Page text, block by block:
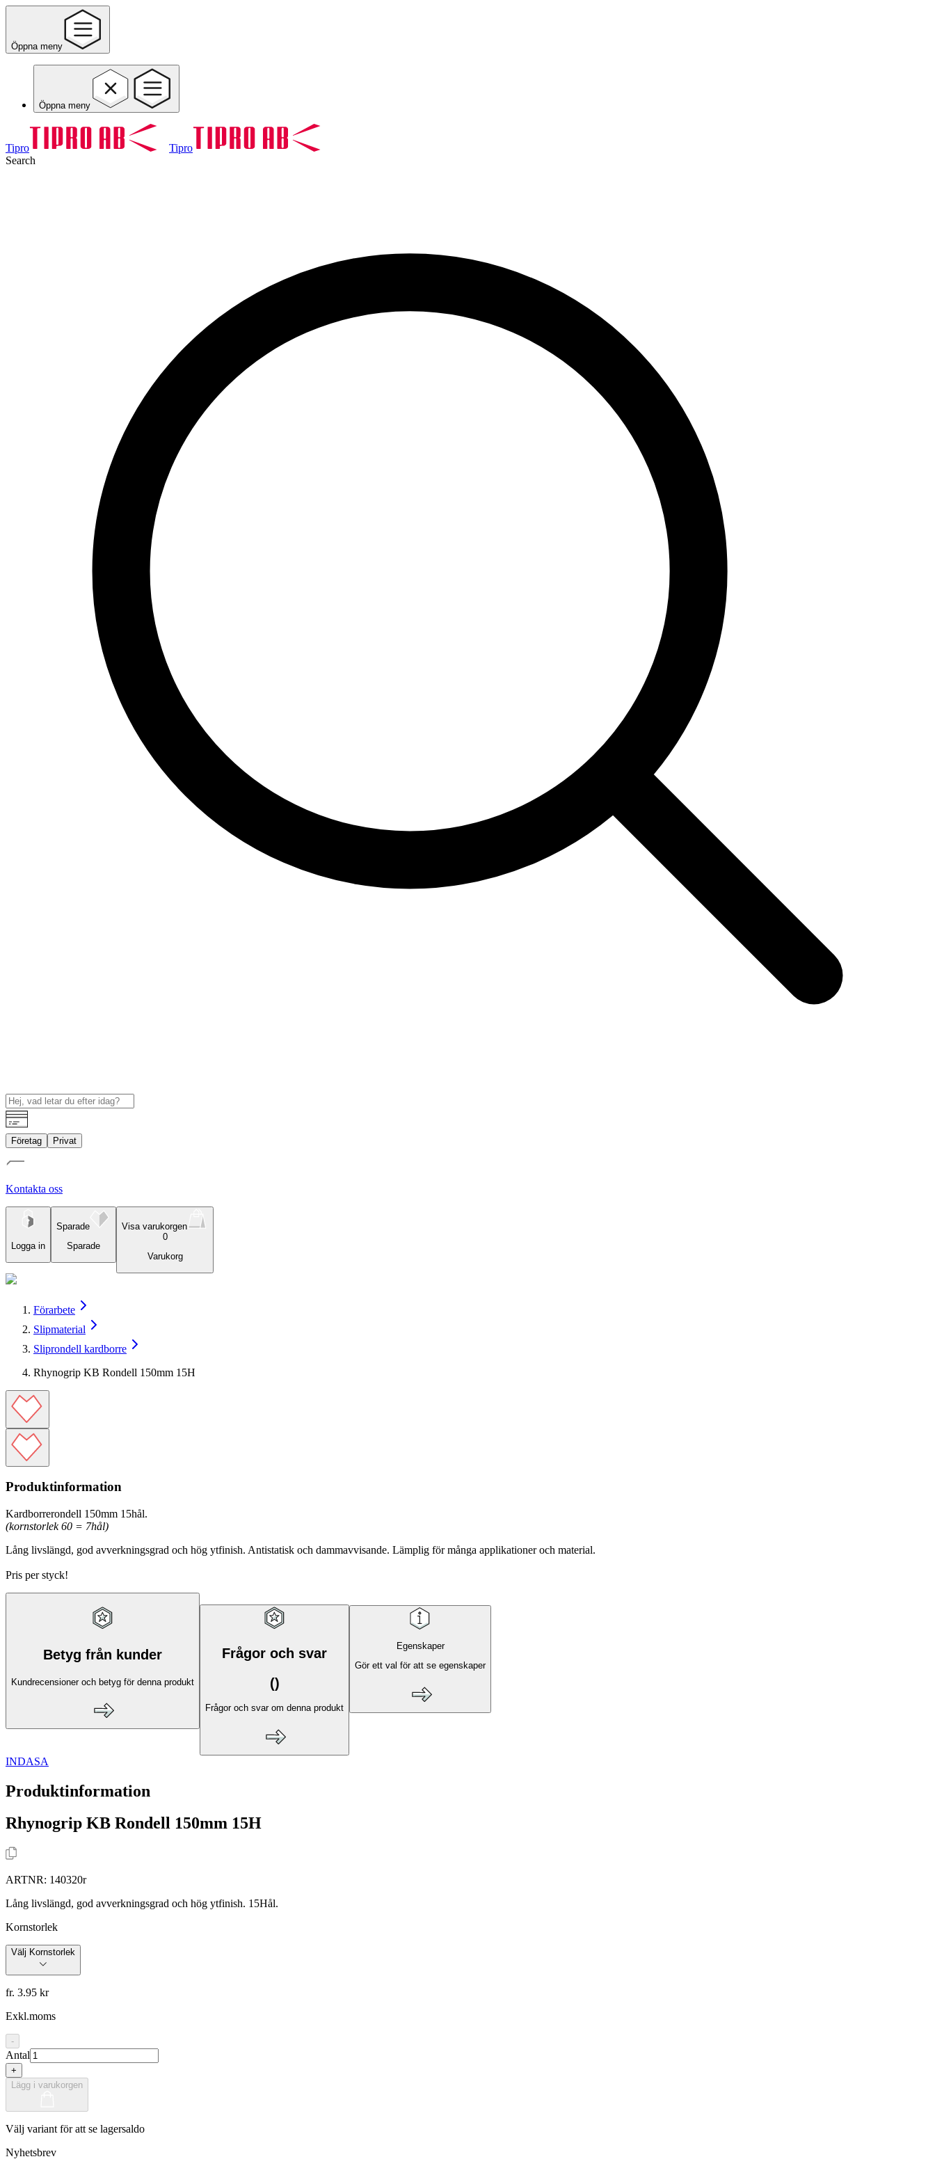
Öppna meny
Öppna meny
Tipro
Tipro
Search
Företag Privat
Kontakta oss
Logga in
Sparade
Sparade
Visa varukorgen
0
Varukorg
Förarbete
Slipmaterial
Sliprondell kardborre
Rhynogrip KB Rondell 150mm 15H
Produktinformation
Kardborrerondell 150mm 15hål.
(kornstorlek 60 = 7hål)
Lång livslängd, god avverkningsgrad och hög ytfinish. Antistatisk och dammavvisande. Lämplig för många applikationer och material.
Pris per styck!
Betyg från kunder
Kundrecensioner och betyg för denna produkt
Frågor och svar
()
Frågor och svar om denna produkt
Egenskaper
Gör ett val för att se egenskaper
INDASA
Produktinformation
Rhynogrip KB Rondell 150mm 15H
ARTNR: 140320r
Lång livslängd, god avverkningsgrad och hög ytfinish. 15Hål.
Kornstorlek
Välj Kornstorlek
fr. 3.95 kr
Exkl.moms
-
Antal
+
Lägg i varukorgen
Välj variant för att se lagersaldo
Nyhetsbrev